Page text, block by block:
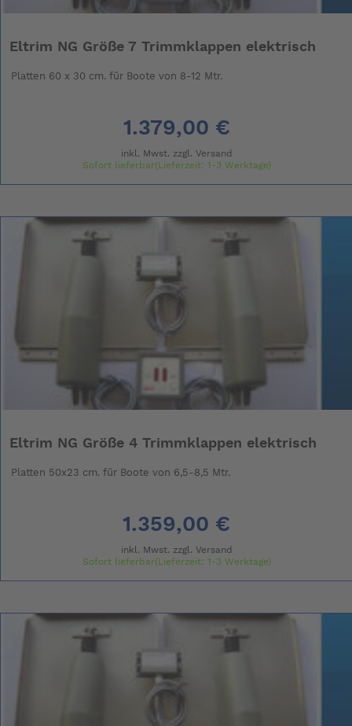
Eltrim NG Größe 7 Trimmklappen elektrisch
Platten 60 x 30 cm. für Boote von 8-12 Mtr.
1.379,00 €
inkl. Mwst. zzgl. Versand
Sofort lieferbar(Lieferzeit: 1-3 Werktage)
Eltrim NG Größe 4 Trimmklappen elektrisch
Platten 50x23 cm. für Boote von 6,5-8,5 Mtr.
1.359,00 €
inkl. Mwst. zzgl. Versand
Sofort lieferbar(Lieferzeit: 1-3 Werktage)